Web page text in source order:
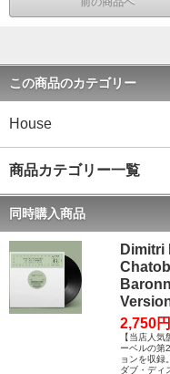
この商品のカテゴリー
House
商品カテゴリー一覧
同時購入商品
Dimitri
2,750
【当店人
ーベルの第
ョンを収録
ダブ・ディ